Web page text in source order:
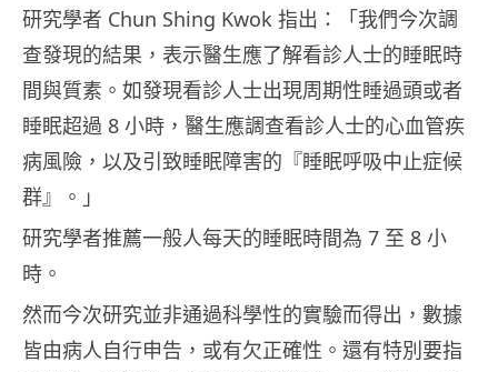
研究學者 Chun Shing Kwok 指出：「我們今次調
查發現的結果，表示醫生應了解看診人士的睡眠時
間與質素。如發現看診人士出現周期性睡過頭或者
睡眠超過 8 小時，醫生應調查看診人士的心血管疾
病風險，以及引致睡眠障害的『睡眠呼吸中止症候
群』。」
研究學者推薦一般人每天的睡眠時間為 7 至 8 小
時。
然而今次研究並非通過科學性的實驗而得出，數據
皆由病人自行申告，或有欠正確性。還有特別要指